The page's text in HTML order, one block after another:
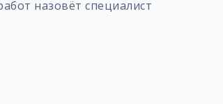
назовёт специалист